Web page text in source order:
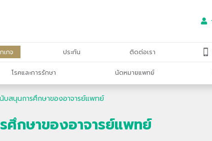
เกจ ประกัน ติดต่อเรา
โรคและการรักษา นัดหมายแพทย์
บสนุนการศึกษาของอาจารย์แพทย์
ศึกษาของอาจารย์แพทย์